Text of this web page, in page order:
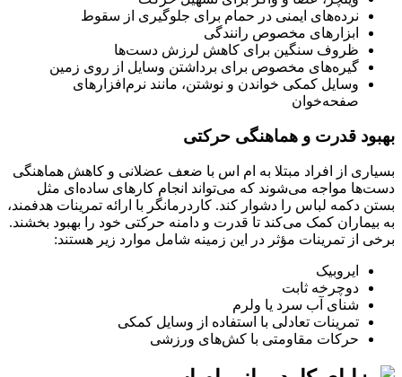
نرده‌های ایمنی در حمام برای جلوگیری از سقوط
ابزارهای مخصوص رانندگی
ظروف سنگین برای کاهش لرزش دست‌ها
گیره‌های مخصوص برای برداشتن وسایل از روی زمین
وسایل کمکی خواندن و نوشتن، مانند نرم‌افزارهای
صفحه‌خوان
بهبود قدرت و هماهنگی حرکتی
بسیاری از افراد مبتلا به ام‌ اس با ضعف عضلانی و کاهش هماهنگی
دست‌ها مواجه می‌شوند که می‌تواند انجام کارهای ساده‌ای مثل
بستن دکمه لباس را دشوار کند. کاردرمانگر با ارائه تمرینات هدفمند،
به بیماران کمک می‌کند تا قدرت و دامنه حرکتی خود را بهبود بخشند.
برخی از تمرینات مؤثر در این زمینه شامل موارد زیر هستند:
ایروبیک
دوچرخه ثابت
شنای آب سرد یا ولرم
تمرینات تعادلی با استفاده از وسایل کمکی
حرکات مقاومتی با کش‌های ورزشی